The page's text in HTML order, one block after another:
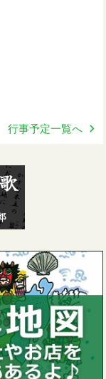
行事予定一覧へ